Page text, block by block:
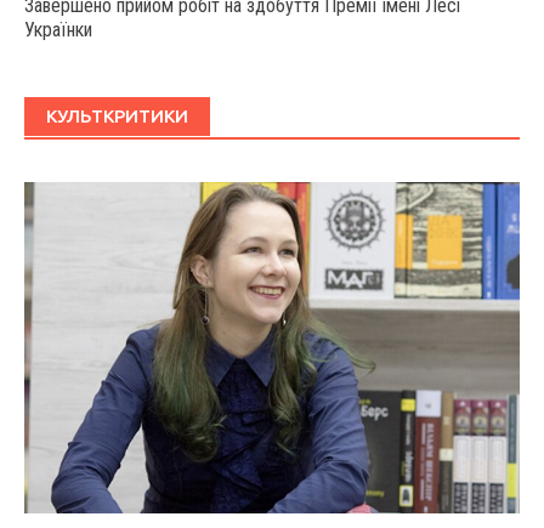
Завершено прийом робіт на здобуття Премії імені Лесі
Українки
КУЛЬТКРИТИКИ